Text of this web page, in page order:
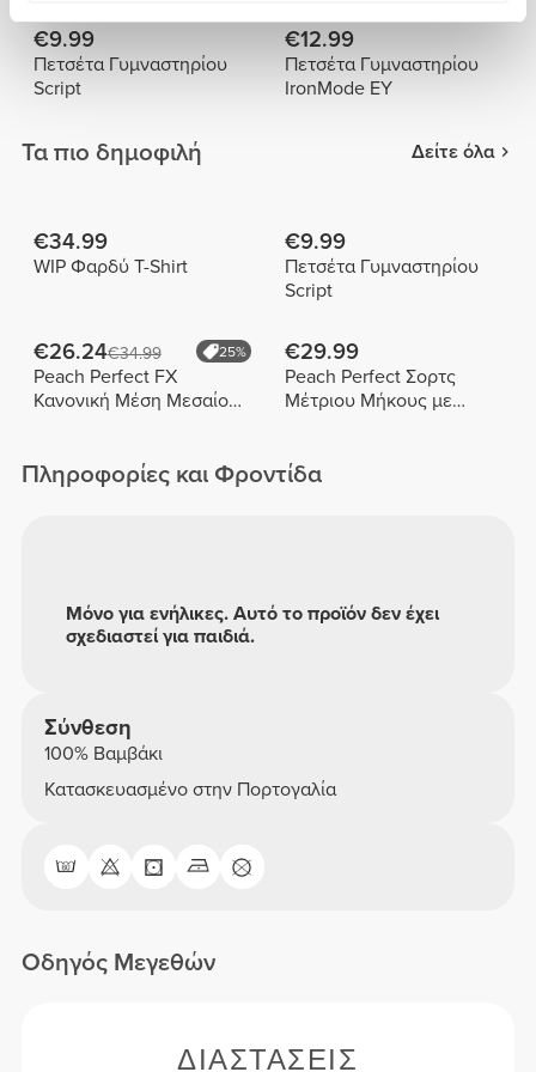
€9.99
Πετσέτα Γυμναστηρίου
Script
€12.99
Πετσέτα Γυμναστηρίου
IronMode EY
Τα πιο δημοφιλή Δείτε όλα
€34.99
WIP Φαρδύ T-Shirt
€9.99
Πετσέτα Γυμναστηρίου
Script
€26.24€34.99 25%
Peach Perfect FX
Κανονική Μέση Μεσαίου
€29.99
Peach Perfect Σορτς
Μέτριου Μήκους με
Πληροφορίες και Φροντίδα
Μόνο για ενήλικες. Αυτό το προϊόν δεν έχει
σχεδιαστεί για παιδιά.
Σύνθεση
100% Βαμβάκι
Κατασκευασμένο στην Πορτογαλία
Οδηγός Μεγεθών
ΔΙΑΣΤΆΣΕΙΣ